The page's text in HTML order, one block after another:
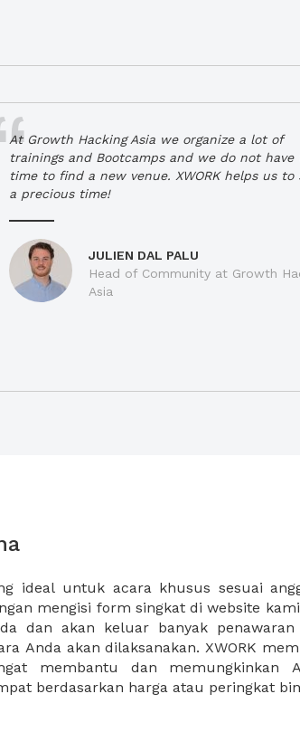
At Growth Hacking Asia we organize a lot of
trainings and Bootcamps and we do not have
time to find a new venue. XWORK helps us to
a precious time!
JULIEN DAL PALU
Head of Community at Growth
Asia
berdasarkan harga atau peringkat